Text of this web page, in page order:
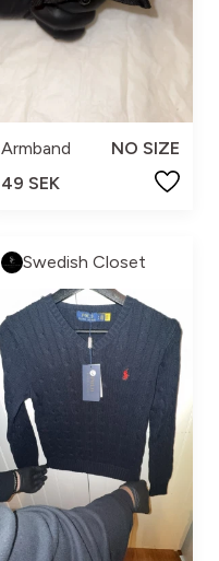
Armband
NO SIZE
49 SEK
Swedish Closet